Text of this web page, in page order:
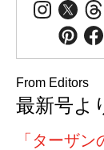
From Editors
最新号よ
「ターザ